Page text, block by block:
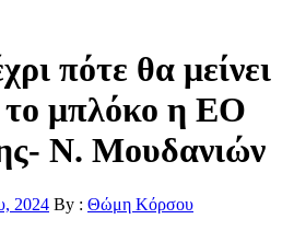
πότε θα μείνει
το μπλόκο η ΕΟ
Ν. Μουδανιών
2024 By : Θώμη Κόρσου